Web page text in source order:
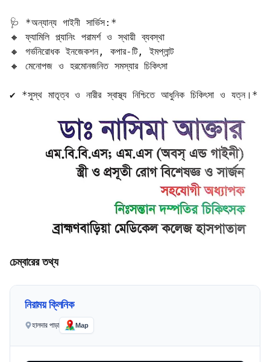
🩺 *অন্যান্য গাইনী সার্ভিস:*
🔸 ফ্যামিলি প্ল্যানিং পরামর্শ ও স্থায়ী ব্যবস্থা
🔸 গর্ভনিরোধক ইনজেকশন, কপার-টি, ইমপ্লান্ট
🔸 মেনোপজ ও হরমোনজনিত সমস্যার চিকিৎসা
✔️ *সুস্থ মাতৃত্ব ও নারীর স্বাস্থ্য নিশ্চিতে আধুনিক চিকিৎসা ও যত্ন।*
চেম্বারের তথ্য
নিরাময় ক্লিনিক
হালদার পাড়া Map